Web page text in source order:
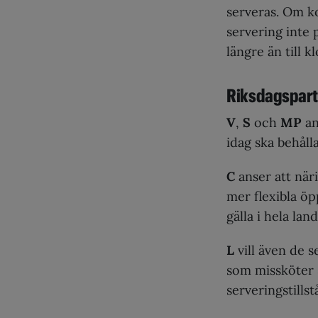
serveras. Om
servering inte
längre än till
V, S och MP
idag ska
Canser att
mer flexibla
gälla i hela
Lvill även de
som missköter